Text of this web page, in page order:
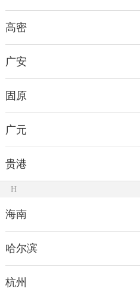
高密
广安
固原
广元
贵港
H
海南
哈尔滨
杭州